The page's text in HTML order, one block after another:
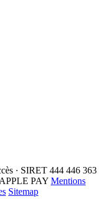
· SIRET 444 446 363
PAY Mentions
Sitemap